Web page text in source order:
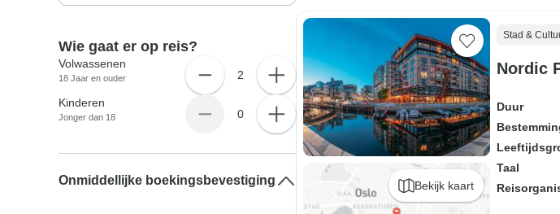
Bekijk kaart
Stad &
Nordic
Duur
Taal
Wie gaat er op reis?
Volwassenen
18 Jaar en ouder 2
Kinderen
Jonger dan 18 0
Onmiddellijke boekingsbevestiging